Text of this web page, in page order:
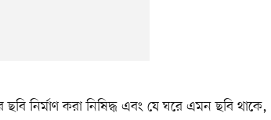
নির্মাণ করা নিষিদ্ধ এবং যে ঘরে এমন ছবি থাকে,